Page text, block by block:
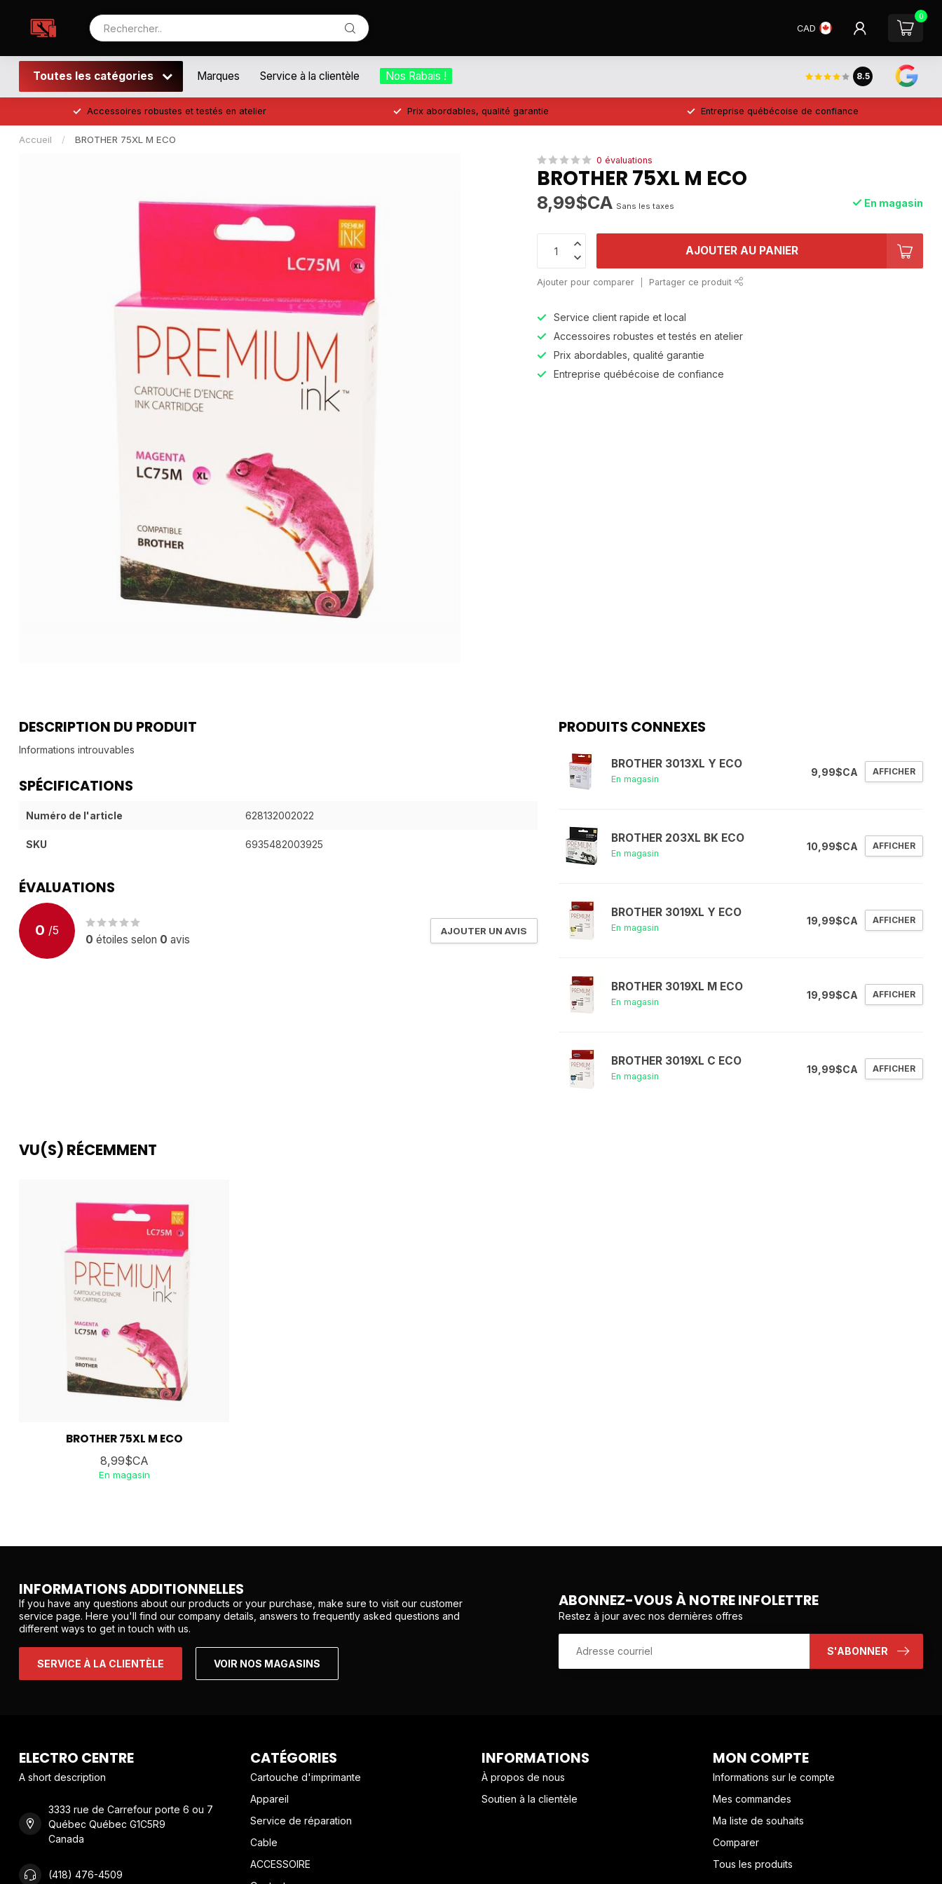
CAD
0
Toutes les catégories Marques Service à la clientèle Nos Rabais ! 8.5
Accessoires robustes et testés en atelier Prix abordables, qualité garantie Entreprise québécoise de confiance
Accueil / BROTHER 75XL M ECO
0 évaluations
BROTHER 75XL M ECO
8,99$CA Sans les taxes En magasin
AJOUTER AU PANIER
Ajouter pour comparer Partager ce produit
Service client rapide et local
Accessoires robustes et testés en atelier
Prix abordables, qualité garantie
Entreprise québécoise de confiance
DESCRIPTION DU PRODUIT
Informations introuvables
SPÉCIFICATIONS
Numéro de l'article 628132002022
SKU 6935482003925
ÉVALUATIONS
0 /5
0 étoiles selon 0 avis
AJOUTER UN AVIS
PRODUITS CONNEXES
BROTHER 3013XL Y ECO
En magasin
9,99$CA AFFICHER
BROTHER 203XL BK ECO
En magasin
10,99$CA AFFICHER
BROTHER 3019XL Y ECO
En magasin
19,99$CA AFFICHER
BROTHER 3019XL M ECO
En magasin
19,99$CA AFFICHER
BROTHER 3019XL C ECO
En magasin
19,99$CA AFFICHER
VU(S) RÉCEMMENT
BROTHER 75XL M ECO
8,99$CA
En magasin
INFORMATIONS ADDITIONNELLES
If you have any questions about our products or your purchase, make sure to visit our customer
service page. Here you'll find our company details, answers to frequently asked questions and
different ways to get in touch with us.
SERVICE À LA CLIENTÈLE VOIR NOS MAGASINS
ABONNEZ-VOUS À NOTRE INFOLETTRE
Restez à jour avec nos dernières offres
S'ABONNER
ELECTRO CENTRE
A short description
3333 rue de Carrefour porte 6 ou 7
Québec Québec G1C5R9
Canada
(418) 476-4509
CATÉGORIES
Cartouche d'imprimante
Appareil
Service de réparation
Cable
ACCESSOIRE
INFORMATIONS
À propos de nous
Soutien à la clientèle
MON COMPTE
Informations sur le compte
Mes commandes
Ma liste de souhaits
Comparer
Tous les produits